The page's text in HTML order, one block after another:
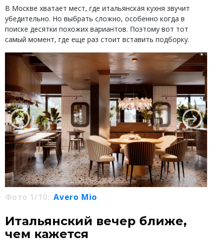
В Москве хватает мест, где итальянская кухня звучит
убедительно. Но выбрать сложно, особенно когда в
поиске десятки похожих вариантов. Поэтому вот тот
самый момент, где еще раз стоит вставить подборку.
Фото 1/10: Avero Mio
Итальянский вечер ближе,
чем кажется